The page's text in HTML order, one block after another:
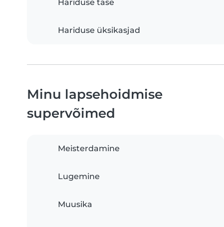
Hariduse tase
Hariduse üksikasjad
Minu lapsehoidmise
supervõimed
Meisterdamine
Lugemine
Muusika